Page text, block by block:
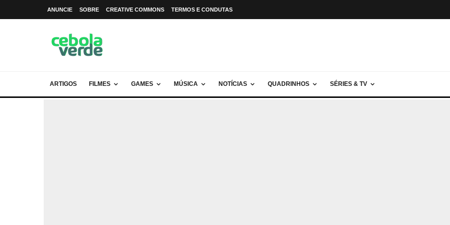
ANUNCIE SOBRE CREATIVE COMMONS TERMOS E CONDUTAS
ARTIGOS FILMES GAMES MÚSICA NOTÍCIAS QUADRINHOS SÉRIES & TV